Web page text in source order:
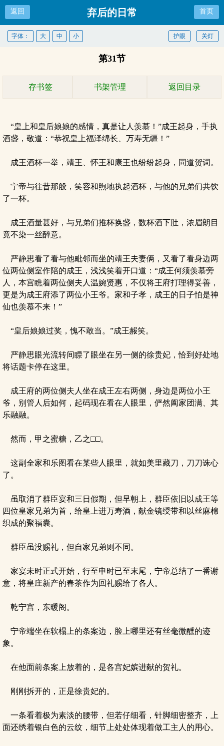
返回 弃后的日常 首页
关灯
护眼
字体： 大 中 小
第31节
存书签 书架管理 返回目录
“皇上和皇后娘娘的感情，真是让人羡慕！”成王起身，手执
酒盏，敬道：“恭祝皇上福泽绵长、万寿无疆！”
成王酒杯一举，靖王、怀王和康王也纷纷起身，同道贺词。
宁帝与往昔那般，笑容和煦地执起酒杯，与他的兄弟们共饮
了一杯。
成王酒量甚好，与兄弟们推杯换盏，数杯酒下肚，浓眉朗目
竟不染一丝醉意。
严静思看了看与他毗邻而坐的靖王夫妻俩，又看了看身边两
位两位侧室作陪的成王，浅浅笑着开口道：“成王何须羡慕旁
人，本宫瞧着两位侧夫人温婉贤惠，不仅将王府打理得妥善，
更是为成王府添了两位小王爷。家和子孝，成王的日子怕是神
仙也羡慕不来！”
“皇后娘娘过奖，愧不敢当。”成王赧笑。
严静思眼光流转间瞟了眼坐在另一侧的徐贵妃，恰到好处地
将话题卡停在这里。
成王府的两位侧夫人坐在成王左右两侧，身边是两位小王
爷，别管人后如何，起码现在看在人眼里，俨然阖家团满、其
乐融融。
然而，甲之蜜糖，乙之□□。
这副全家和乐图看在某些人眼里，就如美里藏刀，刀刀诛心
了。
虽取消了群臣宴和三日假期，但早朝上，群臣依旧以成王等
四位皇家兄弟为首，给皇上进万寿酒，献金镜绶带和以丝麻棉
织成的聚福囊。
群臣虽没赐礼，但自家兄弟则不同。
家宴未时正式开始，行至申时已至末尾，宁帝总结了一番谢
意，将皇庄新产的春茶作为回礼赐给了各人。
乾宁宫，东暖阁。
宁帝端坐在软榻上的条案边，脸上哪里还有丝毫微醺的迹
象。
在他面前条案上放着的，是各宫妃嫔进献的贺礼。
刚刚拆开的，正是徐贵妃的。
一条看着极为素淡的腰带，但若仔细看，针脚细密整齐，上
面还绣着银白色的云纹，细节上处处体现着做工主人的用心。